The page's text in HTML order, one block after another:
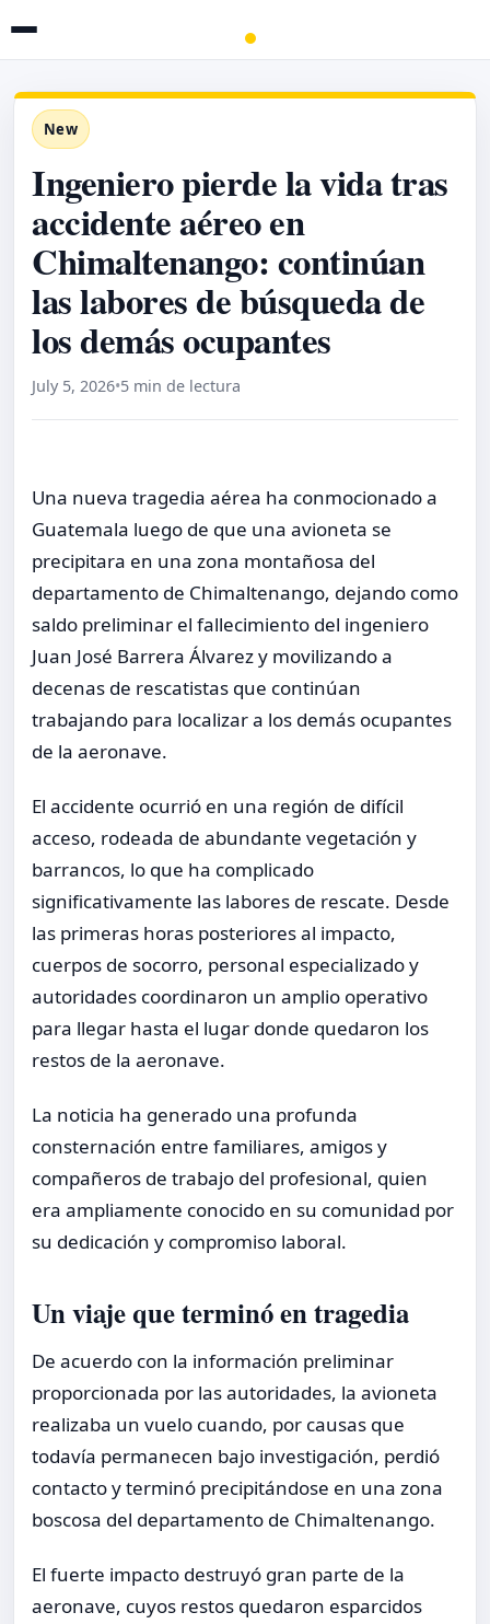
New
Ingeniero pierde la vida tras
accidente aéreo en
Chimaltenango: continúan
las labores de búsqueda de
los demás ocupantes
July 5, 2026•5 min de lectura
Una nueva tragedia aérea ha conmocionado a
Guatemala luego de que una avioneta se
precipitara en una zona montañosa del
departamento de Chimaltenango, dejando como
saldo preliminar el fallecimiento del ingeniero
Juan José Barrera Álvarez y movilizando a
decenas de rescatistas que continúan
trabajando para localizar a los demás ocupantes
de la aeronave.
El accidente ocurrió en una región de difícil
acceso, rodeada de abundante vegetación y
barrancos, lo que ha complicado
significativamente las labores de rescate. Desde
las primeras horas posteriores al impacto,
cuerpos de socorro, personal especializado y
autoridades coordinaron un amplio operativo
para llegar hasta el lugar donde quedaron los
restos de la aeronave.
La noticia ha generado una profunda
consternación entre familiares, amigos y
compañeros de trabajo del profesional, quien
era ampliamente conocido en su comunidad por
su dedicación y compromiso laboral.
Un viaje que terminó en tragedia
De acuerdo con la información preliminar
proporcionada por las autoridades, la avioneta
realizaba un vuelo cuando, por causas que
todavía permanecen bajo investigación, perdió
contacto y terminó precipitándose en una zona
boscosa del departamento de Chimaltenango.
El fuerte impacto destruyó gran parte de la
aeronave, cuyos restos quedaron esparcidos